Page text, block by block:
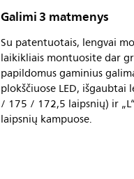
Galimi 3 matmenys
Su patentuotais, lengvai
laikikliais montuosite dar
papildomus gaminius
plokščiuose LED, išgaubtai
/ 175 / 172,5 laipsnių) ir
laipsnių kampuose.